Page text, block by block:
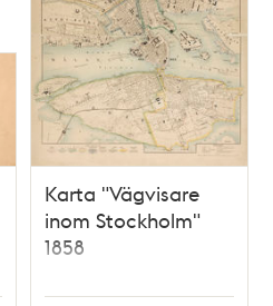
Karta "Vägvisare
inom Stockholm"
1858